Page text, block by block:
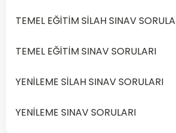
TEMEL EĞİTİM SİLAH SINAV
TEMEL EĞİTİM SINAV SORULARI
YENİLEME SİLAH SINAV SORULARI
YENİLEME SINAV SORULARI